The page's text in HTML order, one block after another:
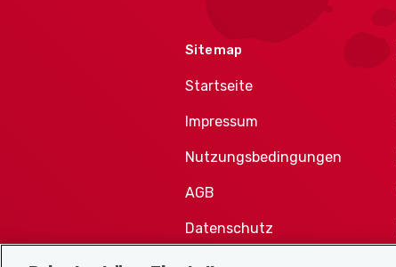
Sitemap
Startseite
Impressum
Nutzungsbedingungen
AGB
Datenschutz
Cookie-Richtlinie